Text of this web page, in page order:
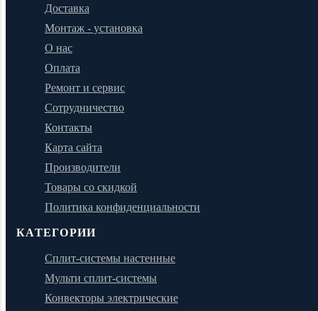
Доставка
Монтаж - установка
О нас
Оплата
Ремонт и сервис
Сотрудничество
Контакты
Карта сайта
Производители
Товары со скидкой
Политика конфиденциальности
КАТЕГОРИИ
Сплит-системы настенные
Мульти сплит-системы
Конвекторы электрические